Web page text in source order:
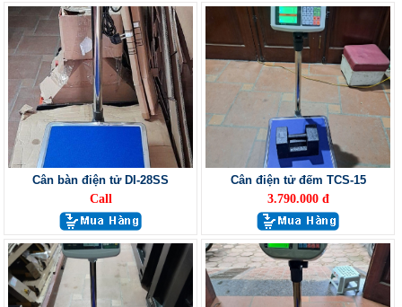
Cân bàn điện tử DI-28SS
Call
Cân điện tử đếm TCS-15
3.790.000 đ